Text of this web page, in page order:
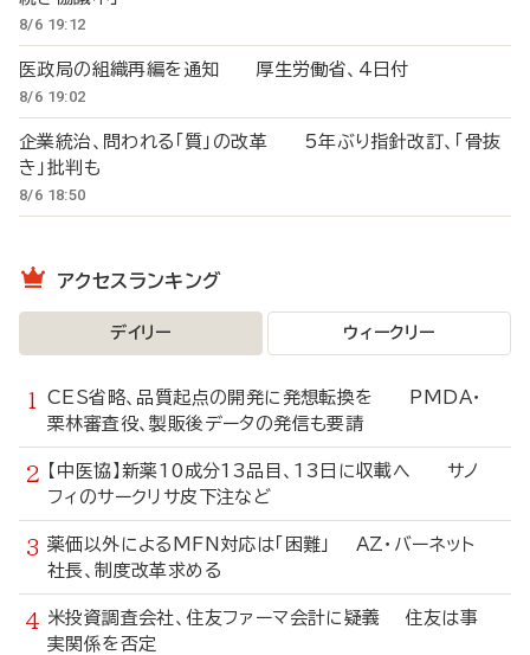
8/6 19:12
医政局の組織再編を通知 厚生労働省、4日付
8/6 19:02
企業統治、問われる「質」の改革 5年ぶり指針改訂、「骨抜
き」批判も
8/6 18:50
アクセスランキング
デイリー ウィークリー
CES省略、品質起点の開発に発想転換を PMDA・
栗林審査役、製販後データの発信も要請
【中医協】新薬10成分13品目、13日に収載へ サノ
フィのサークリサ皮下注など
薬価以外によるMFN対応は「困難」 AZ・バーネット
社長、制度改革求める
米投資調査会社、住友ファーマ会計に疑義 住友は事
実関係を否定